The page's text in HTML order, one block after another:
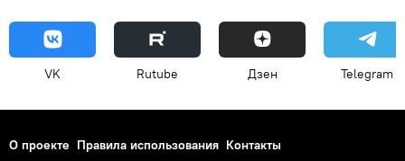
VK Rutube Дзен Telegram
О проекте Правила использования Контакты